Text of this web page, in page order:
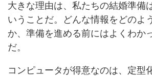
大きな理由は、私たちの結婚準備
いうことだ。どんな情報をどのよ
か、準備を進める前にはよくわか
だ。
コンピュータが得意なのは、定型